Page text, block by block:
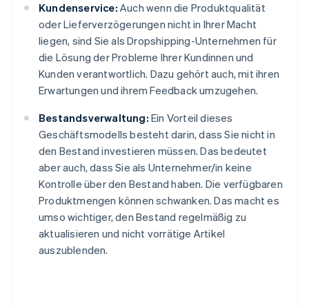
Kundenservice: Auch wenn die Produktqualität
oder Lieferverzögerungen nicht in Ihrer Macht
liegen, sind Sie als Dropshipping-Unternehmen für
die Lösung der Probleme Ihrer Kundinnen und
Kunden verantwortlich. Dazu gehört auch, mit ihren
Erwartungen und ihrem Feedback umzugehen.
Bestandsverwaltung: Ein Vorteil dieses
Geschäftsmodells besteht darin, dass Sie nicht in
den Bestand investieren müssen. Das bedeutet
aber auch, dass Sie als Unternehmer/in keine
Kontrolle über den Bestand haben. Die verfügbaren
Produktmengen können schwanken. Das macht es
umso wichtiger, den Bestand regelmäßig zu
aktualisieren und nicht vorrätige Artikel
auszublenden.